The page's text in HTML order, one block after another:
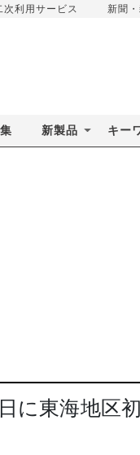
次利用サービス 新聞
新製品 キー
日に東海地